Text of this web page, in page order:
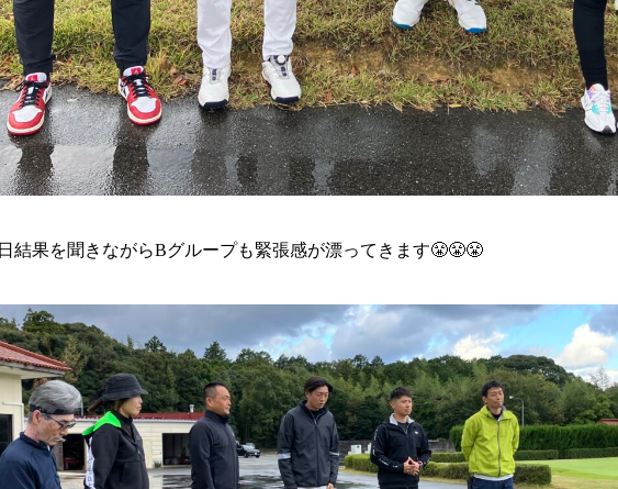
結果を聞きながらBグループも緊張感が漂ってきます😤😤😤